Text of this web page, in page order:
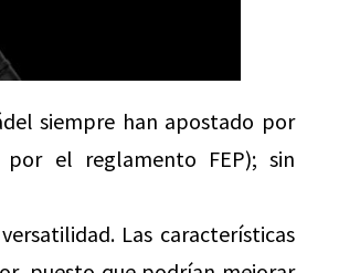
siempre han apostado por
el reglamento FEP); sin
Las características